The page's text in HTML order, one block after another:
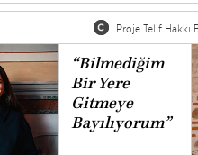
Proje Telif Hakkı
“Bilmediğim
Bir Yere
Gitmeye
Bayılıyorum”